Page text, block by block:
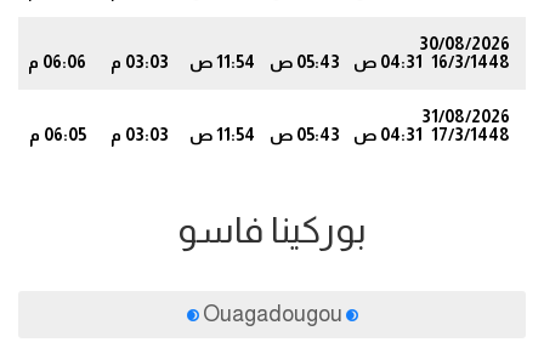
30/08/2026
16/3/1448
04:31 ص 05:43 ص 11:54 ص 03:03 م 06:06 م
31/08/2026
17/3/1448
04:31 ص 05:43 ص 11:54 ص 03:03 م 06:05 م
بوركينا فاسو